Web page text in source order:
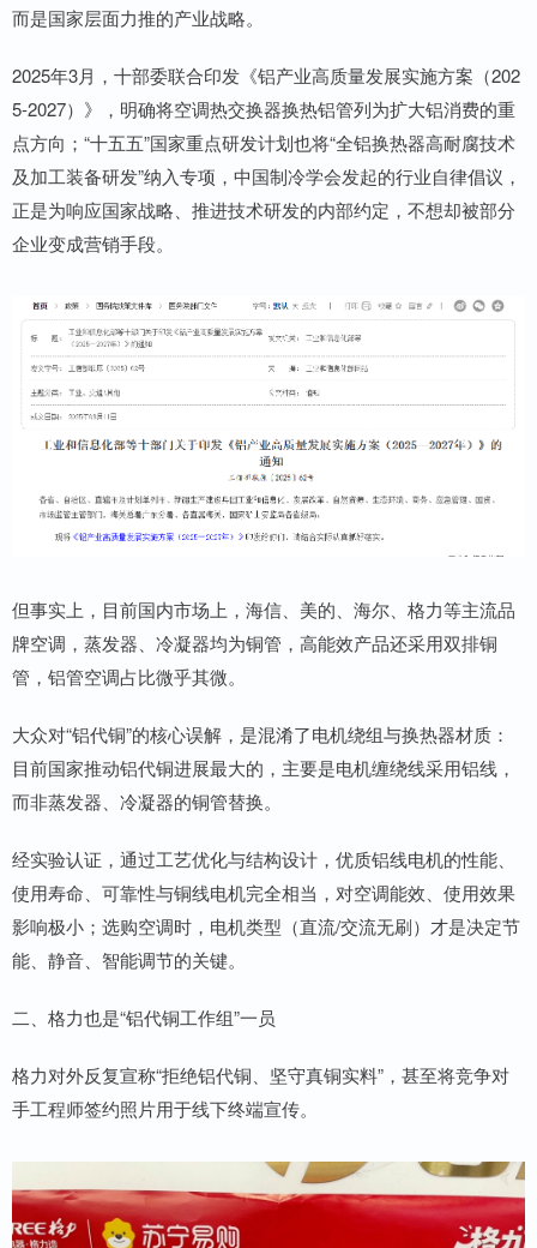
而是国家层面力推的产业战略。
2025年3月，十部委联合印发《铝产业高质量发展实施方案（202
5-2027）》，明确将空调热交换器换热铝管列为扩大铝消费的重
点方向；“十五五”国家重点研发计划也将“全铝换热器高耐腐技术
及加工装备研发”纳入专项，中国制冷学会发起的行业自律倡议，
正是为响应国家战略、推进技术研发的内部约定，不想却被部分
企业变成营销手段。
但事实上，目前国内市场上，海信、美的、海尔、格力等主流品
牌空调，蒸发器、冷凝器均为铜管，高能效产品还采用双排铜
管，铝管空调占比微乎其微。
大众对“铝代铜”的核心误解，是混淆了电机绕组与换热器材质：
目前国家推动铝代铜进展最大的，主要是电机缠绕线采用铝线，
而非蒸发器、冷凝器的铜管替换。
经实验认证，通过工艺优化与结构设计，优质铝线电机的性能、
使用寿命、可靠性与铜线电机完全相当，对空调能效、使用效果
影响极小；选购空调时，电机类型（直流/交流无刷）才是决定节
能、静音、智能调节的关键。
二、格力也是“铝代铜工作组”一员
格力对外反复宣称“拒绝铝代铜、坚守真铜实料”，甚至将竞争对
手工程师签约照片用于线下终端宣传。